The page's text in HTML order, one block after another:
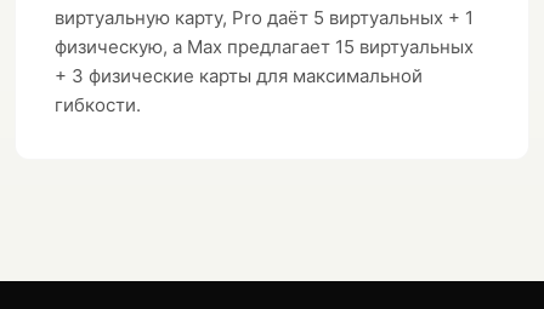
виртуальную карту, Pro даёт 5 виртуальных + 1
физическую, а Max предлагает 15 виртуальных
+ 3 физические карты для максимальной
гибкости.